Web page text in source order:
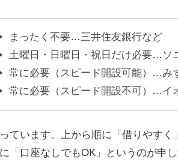
まったく不要…三井住友銀行など
土曜日・日曜日・祝日だけ必要…ソ
常に必要（スピード開設可能）…み
常に必要（スピード開設不可）…イ
ています。上から順に「借りやす
「口座なしでもOK」というのが申